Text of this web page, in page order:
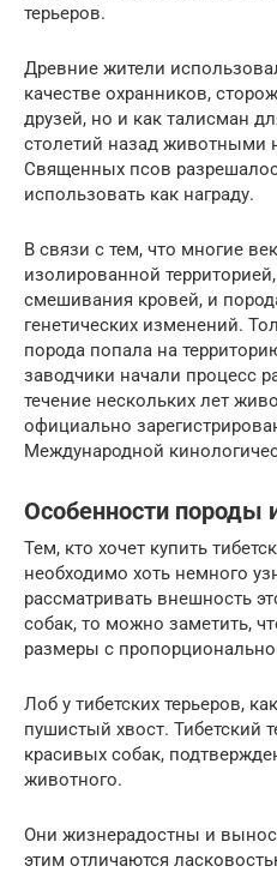
терьеров.
Древние жители
качестве охранников,
друзей, но и как талисман
столетий назад животными
Священных псов
использовать как награду.
В связи с тем, что многие
изолированной
смешивания кровей, и
генетических изменений.
порода попала на
заводчики начали процесс
течение нескольких лет
официально
Международной
Особенности породы
Тем, кто хочет купить
необходимо хоть немного
рассматривать внешность
собак, то можно заметить,
размеры с
Лоб у тибетских терьеров,
пушистый хвост. Тибетский
красивых собак,
животного.
Они жизнерадостны и
этим отличаются